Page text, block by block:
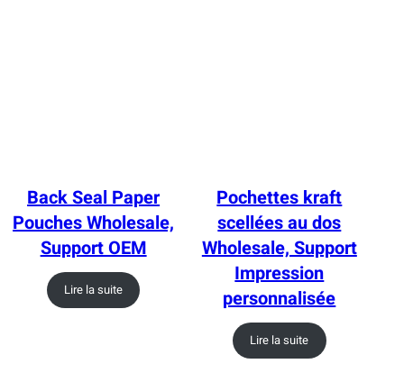
Back Seal Paper
Pouches Wholesale,
Support OEM
Lire la suite
Pochettes kraft
scellées au dos
Wholesale, Support
Impression
personnalisée
Lire la suite